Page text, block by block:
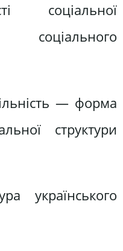
соціальної
— форма
структури
українського